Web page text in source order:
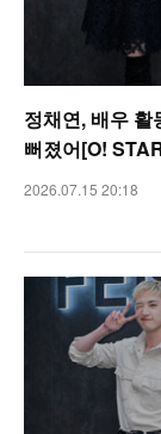
정채연, 배우 활
뻐졌어[O!
2026.07.15 20:18